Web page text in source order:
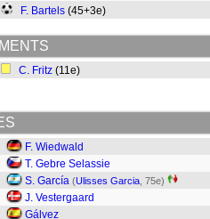
F. Bartels (45+3e)
C. Fritz (11e)
F. Wiedwald
T. Gebre Selassie
S. García (Ulisses Garcia , 75e)
J. Vestergaard
Gálvez